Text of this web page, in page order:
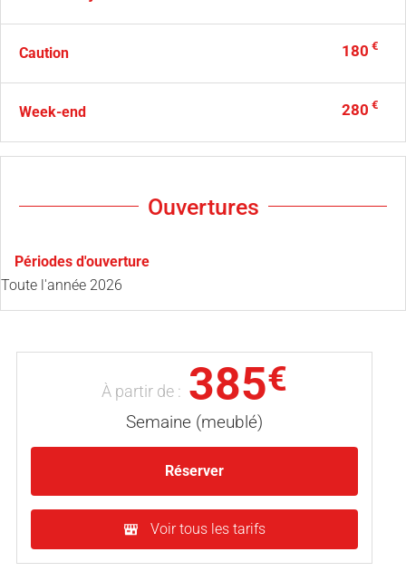
Caution 180 €
Week-end 280 €
Ouvertures
Périodes d'ouverture
Toute l'année 2026
À partir de : 385€
Semaine (meublé)
Réserver
Voir tous les tarifs